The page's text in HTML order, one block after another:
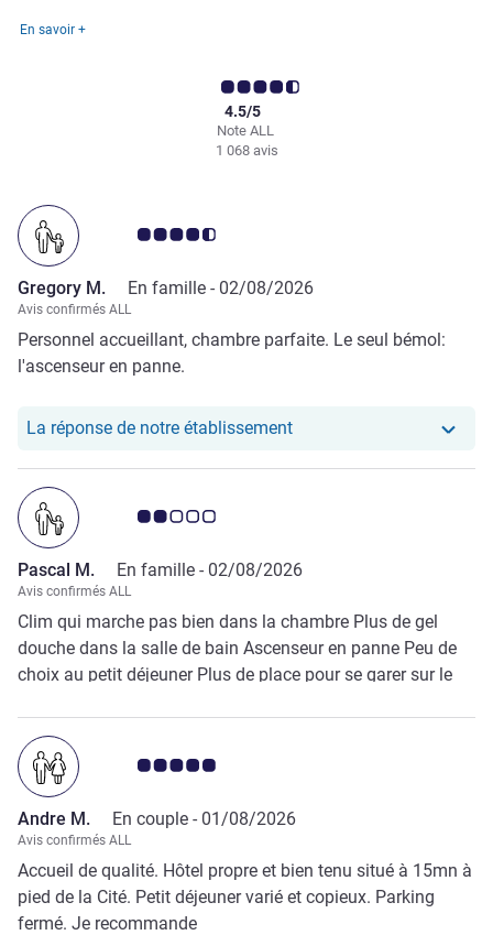
En savoir +
Note ALL
4.5/5
1 068 avis
Note Avis clients 4.5/5
Gregory M. En famille - 02/08/2026
Avis confirmés ALL
Personnel accueillant, chambre parfaite. Le seul bémol:
l'ascenseur en panne.
La réponse de notre établissementNotre hôtel a repondu au
Note Avis clients 2.0/5
Pascal M. En famille - 02/08/2026
Avis confirmés ALL
Clim qui marche pas bien dans la chambre Plus de gel
douche dans la salle de bain Ascenseur en panne Peu de
choix au petit déjeuner Plus de place pour se garer sur le
Note Avis clients 5.0/5
Andre M. En couple - 01/08/2026
Avis confirmés ALL
Accueil de qualité. Hôtel propre et bien tenu situé à 15mn à
pied de la Cité. Petit déjeuner varié et copieux. Parking
fermé. Je recommande